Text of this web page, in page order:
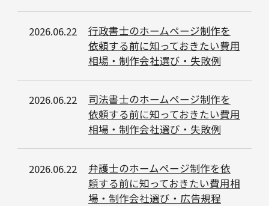
2026.06.22
行政書士のホームページ制作を
依頼する前に知っておきたい費用
相場・制作会社選び・失敗例
2026.06.22
司法書士のホームページ制作を
依頼する前に知っておきたい費用
相場・制作会社選び・失敗例
2026.06.22
弁護士のホームページ制作を依
頼する前に知っておきたい費用相
場・制作会社選び・広告規程